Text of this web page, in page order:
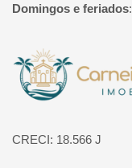
Domingos e feriados:
Página inicial
CRECI: 18.566 J